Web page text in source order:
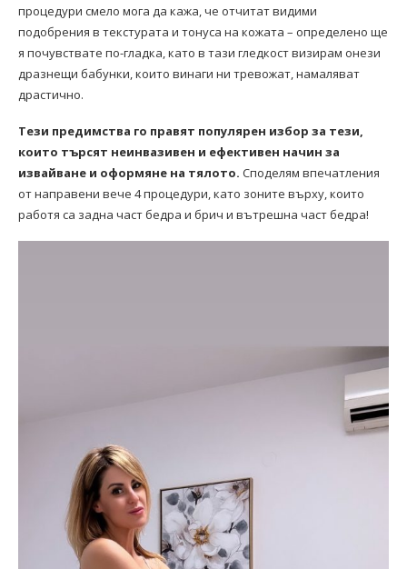
процедури смело мога да кажа, че отчитат видими
подобрения в текстурата и тонуса на кожата – определено ще
я почувствате по-гладка, като в тази гледкост визирам онези
дразнещи бабунки, които винаги ни тревожат, намаляват
драстично.
Тези предимства го правят популярен избор за тези,
които търсят неинвазивен и ефективен начин за
извайване и оформяне на тялото. Споделям впечатления
от направени вече 4 процедури, като зоните върху, които
работя са задна част бедра и брич и вътрешна част бедра!